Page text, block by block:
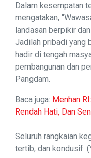
Dalam kesempatan
mengatakan,
landasan berpikir
Jadilah pribadi yang
hadir di tengah
pembangunan dan
Pangdam.
Baca juga: Menhan
Rendah Hati, Dan
Seluruh rangkaian
tertib, dan kondusif.